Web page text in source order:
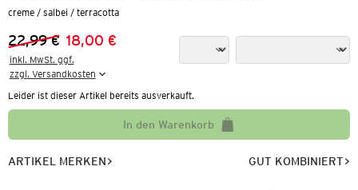
creme / salbei / terracotta
Vorheriger Preis:
22,99 €
Neuer Preis:18,00 €
inkl. MwSt. ggf.
zzgl. Versandkosten
Leider ist dieser Artikel bereits ausverkauft.
In den Warenkorb
ARTIKEL MERKEN GUT KOMBINIERT